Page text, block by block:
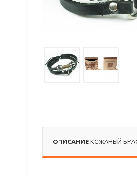
ОПИСАНИЕКОЖАНЫЙ